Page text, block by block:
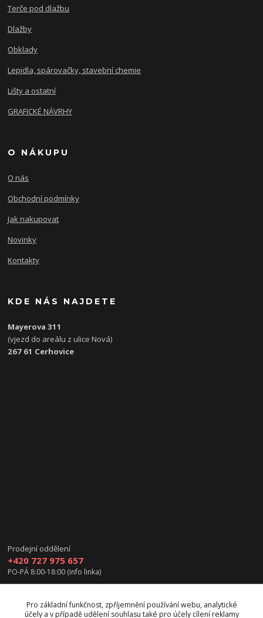
Terče pod dlažbu
Dlažby
Obklady
Lepidla, spárovačky, stavební chemie
Lišty a ostatní
GRAFICKÉ NÁVRHY
O NÁKUPU
O nás
Obchodní podmínky
Jak nakupovat
Novinky
Kontakty
KDE NÁS NAJDETE
Mayerova 311
(vjezd do areálu z ulice Nová)
267 61 Cerhovice
Prodejní oddělení
+420 727 975 657
PO-PÁ 8:00-18:00 (info linka)
Pro základní funkčnost, zpříjemnění používání webu, analytické
účely a v případě udělení souhlasu také pro účely cílení reklamy